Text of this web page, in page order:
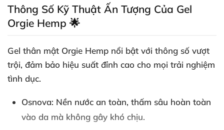
Thông Số Kỹ Thuật Ấn Tượng Của Gel
Orgie Hemp 🌟
Gel thân mật Orgie Hemp nổi bật với thông số vượt
trội, đảm bảo hiệu suất đỉnh cao cho mọi trải nghiệm
tình dục.
Osnova: Nền nước an toàn, thấm sâu hoàn toàn
vào da mà không gây khó chịu.